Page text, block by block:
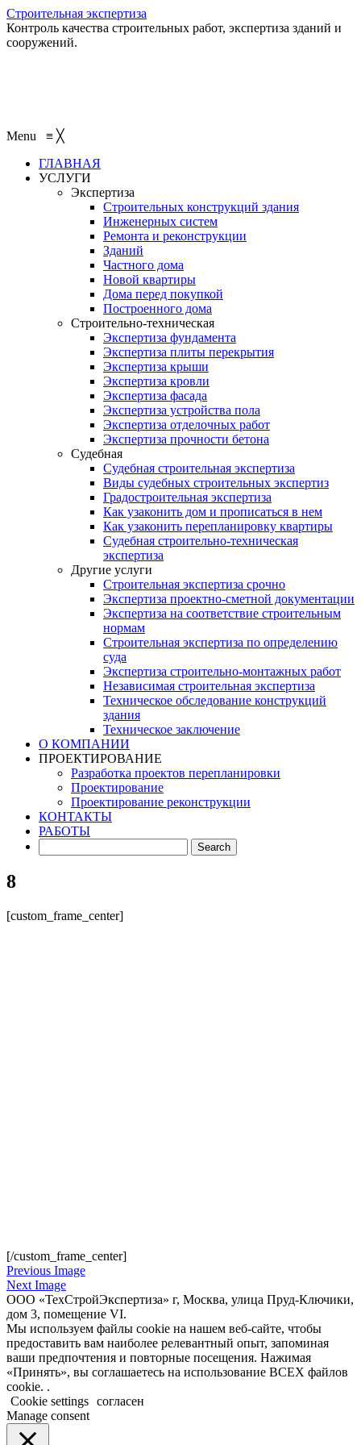
Строительная экспертиза
Контроль качества строительных работ, экспертиза зданий и
сооружений.
Menu ≡ ╳
ГЛАВНАЯ
УСЛУГИ
Экспертиза
Строительных конструкций здания
Инженерных систем
Ремонта и реконструкции
Зданий
Частного дома
Новой квартиры
Дома перед покупкой
Построенного дома
Строительно-техническая
Экспертиза фундамента
Экспертиза плиты перекрытия
Экспертиза крыши
Экспертиза кровли
Экспертиза фасада
Экспертиза устройства пола
Экспертиза отделочных работ
Экспертиза прочности бетона
Судебная
Судебная строительная экспертиза
Виды судебных строительных экспертиз
Градостроительная экспертиза
Как узаконить дом и прописаться в нем
Как узаконить перепланировку квартиры
Судебная строительно-техническая
экспертиза
Другие услуги
Строительная экспертиза срочно
Экспертиза проектно-сметной документации
Экспертиза на соответствие строительным
нормам
Строительная экспертиза по определению
суда
Экспертиза строительно-монтажных работ
Независимая строительная экспертиза
Техническое обследование конструкций
здания
Техническое заключение
О КОМПАНИИ
ПРОЕКТИРОВАНИЕ
Разработка проектов перепланировки
Проектирование
Проектирование реконструкции
КОНТАКТЫ
РАБОТЫ
8
[custom_frame_center]
[/custom_frame_center]
Previous Image
Next Image
ООО «ТехСтройЭкспертиза» г, Москва, улица Пруд-Ключики,
дом 3, помещение VI.
Мы используем файлы cookie на нашем веб-сайте, чтобы
предоставить вам наиболее релевантный опыт, запоминая
ваши предпочтения и повторные посещения. Нажимая
«Принять», вы соглашаетесь на использование ВСЕХ файлов
cookie. .
Cookie settings согласен
Manage consent